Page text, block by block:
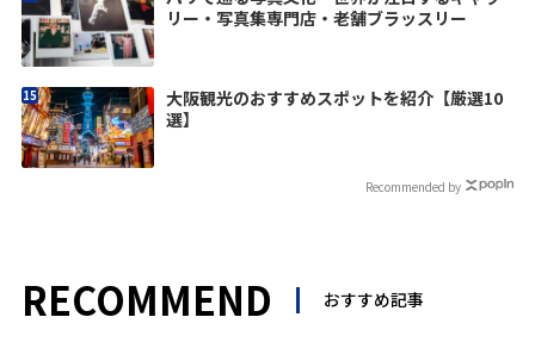
リー・写真集専門店・老舗ブラッスリー
大阪観光のおすすめスポットを紹介【厳選10
選】
Recommended by
RECOMMEND おすすめ記事